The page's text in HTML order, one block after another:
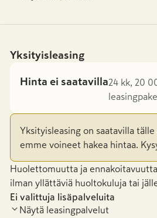
Yksityisleasing
Hinta ei saatavilla24 kk, 20
Yksityisleasing on saatavilla
emme voineet hakea hintaa.
Huolettomuutta ja
ilman yllättäviä huoltokuluja tai
Ei valittuja lisäpalveluita
Näytä leasingpalvelut